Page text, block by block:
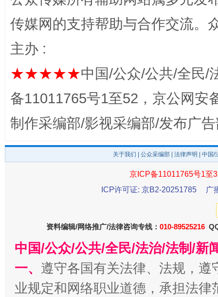
公平竞争审查“十大案例”出炉！ 一纸欠
传媒网的支持帮助与合作交流。
主办 :
★★★★★中国/公众/公共/全民/
备11011765号1至52，京公网安
制作采编部/影视采编部/发布广
关于我们 公众采编部 法律声明 | 中国
京ICP备11011765号1至
ICP许可证: 京B2-20251785
广
资料编辑/网络推广/法律咨询专线： 010-89525216
中国/公众/公共/全民/法治/法制/新
一、 遵守各国有关法律、法规，
业规定和网络职业道德，承担法